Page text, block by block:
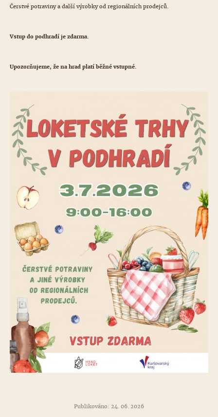
Čerstvé potraviny a další výrobky od regionálních prodejců.
Vstup do podhradí je zdarma.
Upozorňujeme, že na hrad platí běžné vstupné.
Publikováno: 24. 06. 2026